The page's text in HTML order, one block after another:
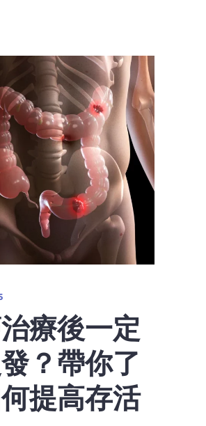
療後一定
？帶你了
提高存活